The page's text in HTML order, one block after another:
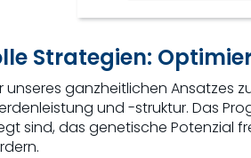
Strategien:
unseres ganzheitlichen Ansatzes
und -struktur. Das
sind, das genetische Potenzial